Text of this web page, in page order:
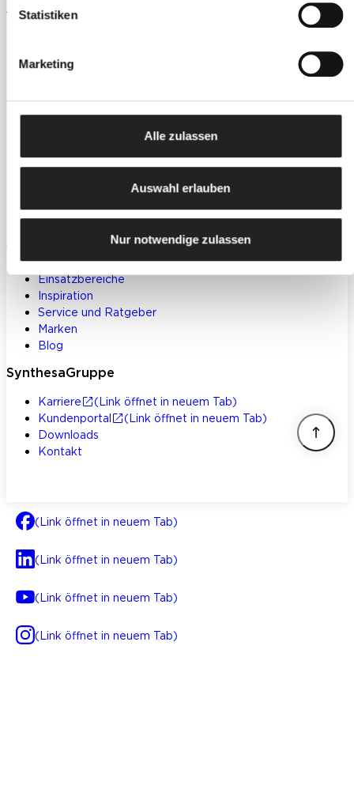
Statistiken
Marketing
Alle zulassen
Auswahl erlauben
Nur notwendige zulassen
Alle wichtigen Unterlagen an einem Ort
Produkte
Akustik- & Innendämmung
Betoninstandsetzung
Klebstoffe und Bauchemie
Weitere Themen
Einsatzbereiche
Inspiration
Service und Ratgeber
Marken
Blog
SynthesaGruppe
Karriere
(Link öffnet in neuem Tab)
Kundenportal
(Link öffnet in neuem Tab)
Downloads
Kontakt
(Link öffnet in neuem Tab)
(Link öffnet in neuem Tab)
(Link öffnet in neuem Tab)
(Link öffnet in neuem Tab)